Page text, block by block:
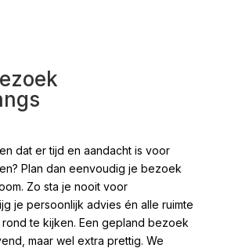
dat er tijd en aandacht is voor
Plan dan eenvoudig je bezoek
Zo sta je nooit voor
je persoonlijk advies én alle ruimte
te kijken. Een gepland bezoek
maar wel extra prettig. We